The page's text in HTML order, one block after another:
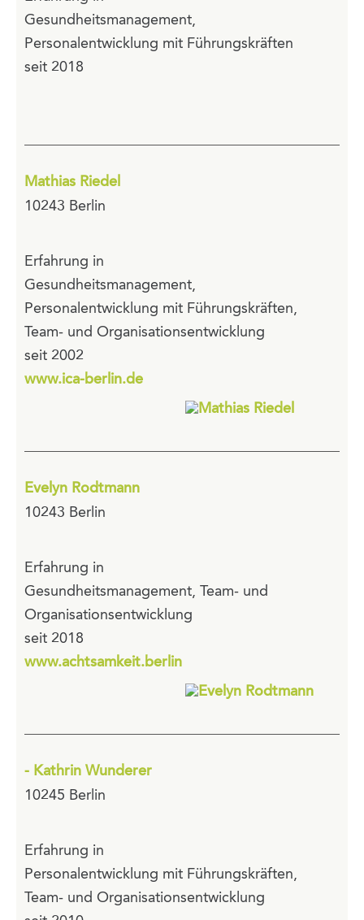
Gesundheitsmanagement,
Personalentwicklung mit Führungskräften
seit 2018
Mathias Riedel
10243 Berlin
Erfahrung in
Gesundheitsmanagement,
Personalentwicklung mit Führungskräften,
Team- und Organisationsentwicklung
seit 2002
www.ica-berlin.de
Evelyn Rodtmann
10243 Berlin
Erfahrung in
Gesundheitsmanagement, Team- und
Organisationsentwicklung
seit 2018
www.achtsamkeit.berlin
- Kathrin Wunderer
10245 Berlin
Erfahrung in
Personalentwicklung mit Führungskräften,
Team- und Organisationsentwicklung